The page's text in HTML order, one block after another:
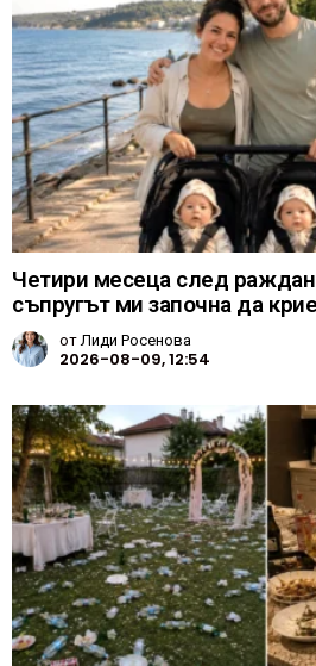
Четири месеца след
съпругът ми започна да
отЛиди Росенова
2026-08-09, 12:54